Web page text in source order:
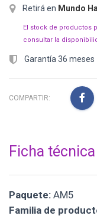
Retirá en Mundo
El stock de productos
consultar la
Garantía 36 meses
COMPARTIR:
Ficha técnica
Paquete: AM5
Familia de